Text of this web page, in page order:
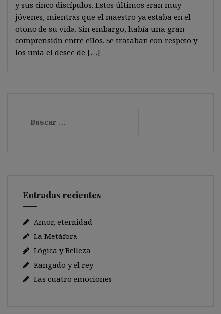
y sus cinco discípulos. Estos últimos eran muy
jóvenes, mientras que el maestro ya estaba en el
otoño de su vida. Sin embargo, había una gran
comprensión entre ellos. Se trataban con respeto y
los unía el deseo de […]
Entradas recientes
Amor, eternidad
La Metáfora
Lógica y Belleza
Kangado y el rey
Las cuatro emociones